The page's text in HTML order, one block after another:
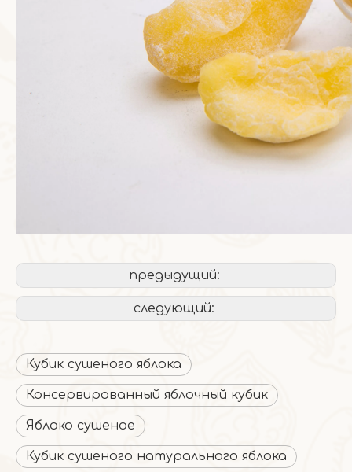
предыдущий:
следующий:
Кубик сушеного яблока
Консервированный яблочный кубик
Яблоко сушеное
Кубик сушеного натурального яблока